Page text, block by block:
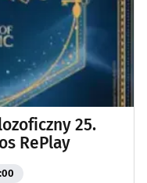
25.
RePlay